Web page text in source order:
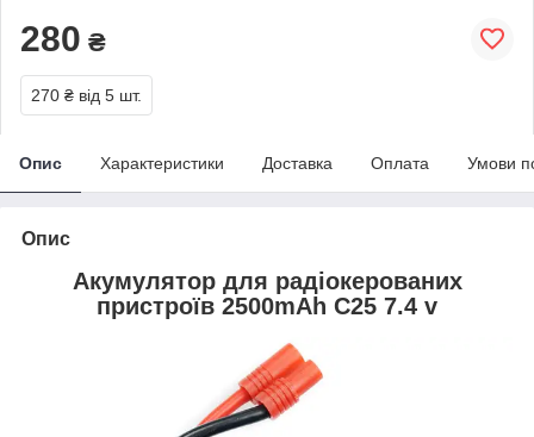
280 ₴
270 ₴ від 5 шт.
Опис Характеристики Доставка Оплата Умови
Опис
Акумулятор для радіокерованих
пристроїв 2500mAh C25 7.4 v